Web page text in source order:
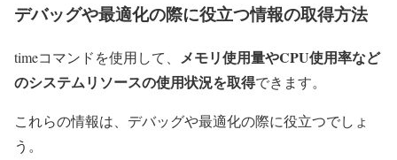
デバッグや最適化の際に役立つ情報の取得方法
timeコマンドを使用して、 メモリ使用量やCPU使用率など
のシステムリソースの使用状況を取得できます。
これらの情報は、デバッグや最適化の際に役立つでしょ
う。